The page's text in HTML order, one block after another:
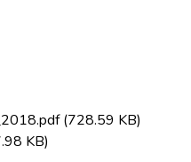
(728.59 KB)
KB)